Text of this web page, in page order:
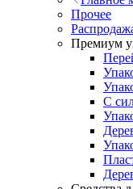
Прочее
Премиум
С